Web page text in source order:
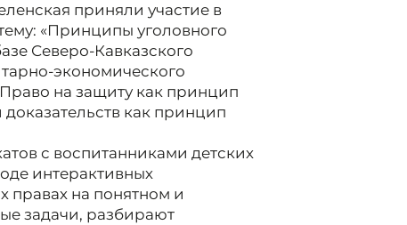
приняли участие в
«Принципы уголовного
Северо-Кавказского
экономического
на защиту как принцип
как принцип
с воспитанниками детских
интерактивных
правах на понятном и
задачи, разбирают